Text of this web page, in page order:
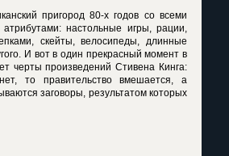
пригород 80-х годов со всеми
атрибутами: настольные игры, рации,
скейты, велосипеды, длинные
И вот в один прекрасный момент в
черты произведений Стивена Кинга:
то правительство вмешается, а
заговоры, результатом которых